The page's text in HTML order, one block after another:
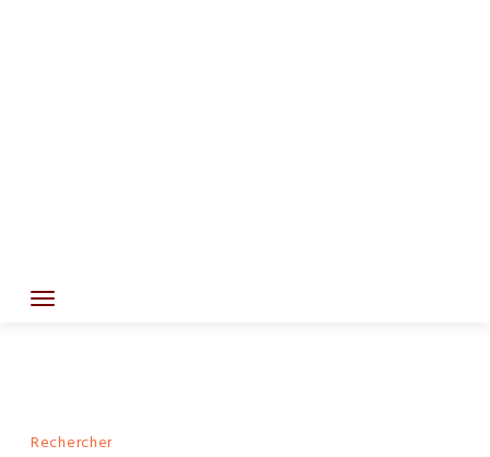
Rechercher